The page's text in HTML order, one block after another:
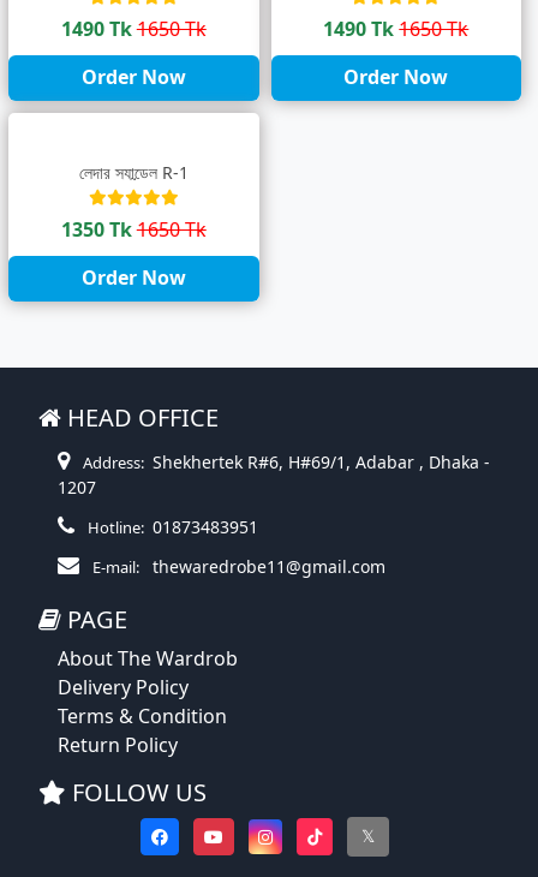
1490 Tk1650 Tk
Order Now
1490 Tk1650 Tk
Order Now
লেদার স্যান্ডেল R-1
1350 Tk1650 Tk
Order Now
HEAD OFFICE
Address: Shekhertek R#6, H#69/1, Adabar , Dhaka -
1207
Hotline: 01873483951
E-mail: thewaredrobe11@gmail.com
PAGE
About The Wardrob
Delivery Policy
Terms & Condition
Return Policy
FOLLOW US
𝕏